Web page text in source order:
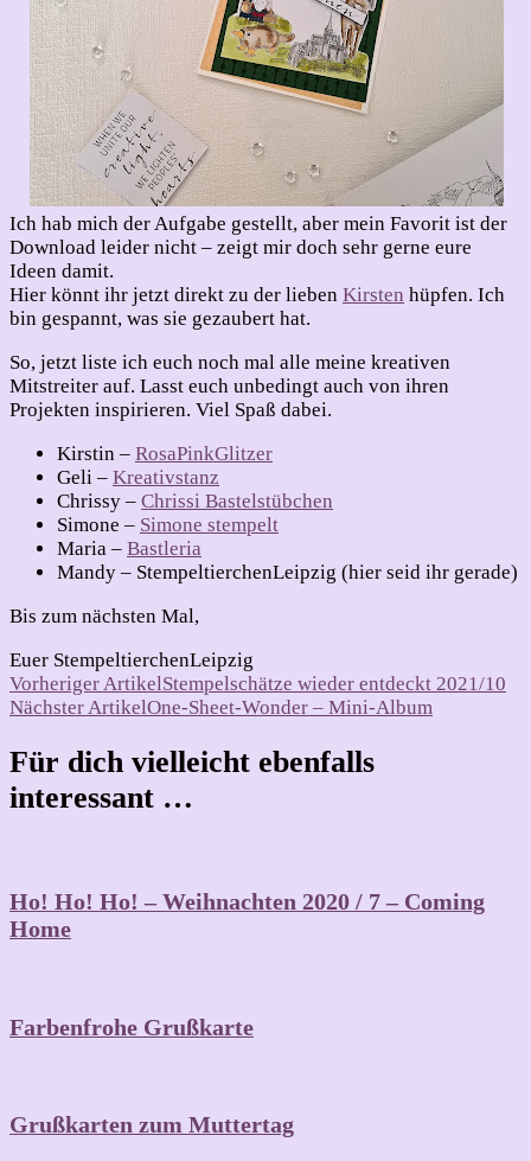
Ich hab mich der Aufgabe gestellt, aber mein Favorit ist der
Download leider nicht – zeigt mir doch sehr gerne eure
Ideen damit.
Hier könnt ihr jetzt direkt zu der lieben Kirsten hüpfen. Ich
bin gespannt, was sie gezaubert hat.
So, jetzt liste ich euch noch mal alle meine kreativen
Mitstreiter auf. Lasst euch unbedingt auch von ihren
Projekten inspirieren. Viel Spaß dabei.
Kirstin – RosaPinkGlitzer
Geli – Kreativstanz
Chrissy – Chrissi Bastelstübchen
Simone – Simone stempelt
Maria – Bastleria
Mandy – StempeltierchenLeipzig (hier seid ihr gerade)
Bis zum nächsten Mal,
Euer StempeltierchenLeipzig
Beitragsnavigation
Vorheriger ArtikelStempelschätze wieder entdeckt 2021/10
Nächster ArtikelOne-Sheet-Wonder – Mini-Album
Für dich vielleicht ebenfalls
interessant …
Ho! Ho! Ho! – Weihnachten 2020 / 7 – Coming
Home
Farbenfrohe Grußkarte
Grußkarten zum Muttertag